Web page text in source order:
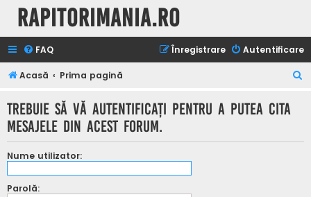
Rapitorimania.ro
FAQ Autentificare
Înregistrare
Acasă Prima pagină
Trebuie să vă autentificaţi pentru a putea cita
mesajele din acest forum.
Nume utilizator:
Parolă: